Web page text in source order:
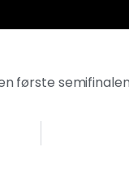
første